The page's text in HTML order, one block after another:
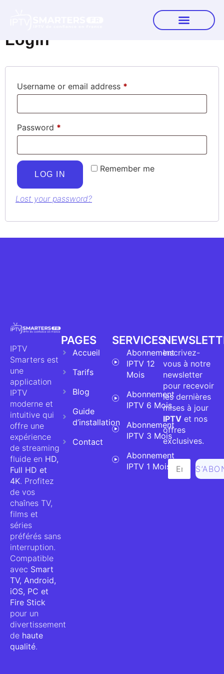
Login
Username or email address *
Password *
Remember me
LOG IN
Lost your password?
IPTV
Smarters est
une
application
IPTV
moderne et
intuitive qui
offre une
expérience
de streaming
fluide en HD,
Full HD et
4K. Profitez
de vos
chaînes TV,
films et
séries
préférés sans
interruption.
Compatible
avec Smart
TV, Android,
iOS, PC et
Fire Stick
pour un
divertissement
de haute
qualité.
PAGES
Accueil
Tarifs
Blog
Guide
d’installation
Contact
SERVICES
Abonnement
IPTV 12
Mois
Abonnement
IPTV 6 Mois
Abonnement
IPTV 3 Mois
Abonnement
IPTV 1 Mois
Inscrivez-
vous à notre
newsletter
pour recevoir
les dernières
mises à jour
IPTV et nos
offres
exclusives.